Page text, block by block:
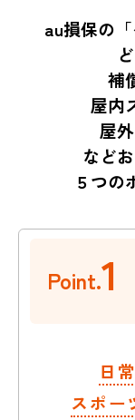
au損保の
補
屋内
屋
など
５つの
Point.1
日
スポー